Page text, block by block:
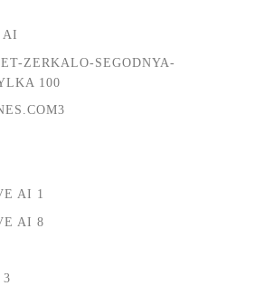
AI
ZERKALO-SEGODNYA-
100
AI 1
AI 8
3